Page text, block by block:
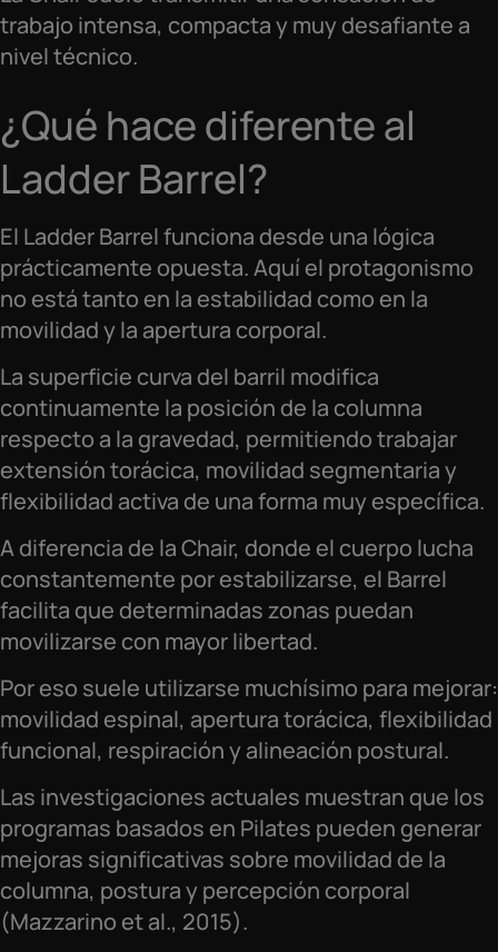
trabajo intensa, compacta y muy desafiante a
nivel técnico.
¿Qué hace diferente al
Ladder Barrel?
El Ladder Barrel funciona desde una lógica
prácticamente opuesta. Aquí el protagonismo
no está tanto en la estabilidad como en la
movilidad y la apertura corporal.
La superficie curva del barril modifica
continuamente la posición de la columna
respecto a la gravedad, permitiendo trabajar
extensión torácica, movilidad segmentaria y
flexibilidad activa de una forma muy específica.
A diferencia de la Chair, donde el cuerpo lucha
constantemente por estabilizarse, el Barrel
facilita que determinadas zonas puedan
movilizarse con mayor libertad.
Por eso suele utilizarse muchísimo para mejorar:
movilidad espinal, apertura torácica, flexibilidad
funcional, respiración y alineación postural.
Las investigaciones actuales muestran que los
programas basados en Pilates pueden generar
mejoras significativas sobre movilidad de la
columna, postura y percepción corporal
(Mazzarino et al., 2015).